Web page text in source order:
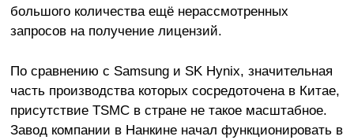
большого количества ещё нерассмотренных
запросов на получение лицензий.
По сравнению с Samsung и SK Hynix, значительная
часть производства которых сосредоточена в Китае,
присутствие TSMC в стране не такое масштабное.
Завод компании в Нанкине начал функционировать в